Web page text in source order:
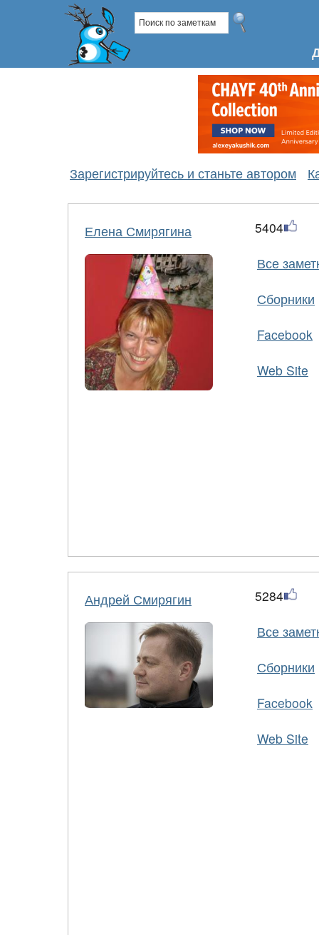
Зарегистрируйтесь и станьте автором
Елена Смирягина
5404
Все
Сборники
Facebook
Web Site
Андрей Смирягин
5284
Все
Сборники
Facebook
Web Site